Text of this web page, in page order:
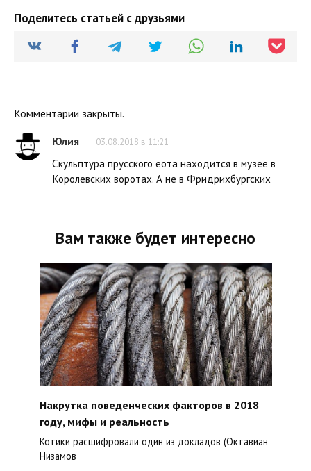
Поделитесь статьей с друзьями
Комментарии закрыты.
Юлия
03.08.2018 в 11:21
Скульптура прусского еота находится в музее в
Королевских воротах. А не в Фридрихбургских
Вам также будет интересно
Накрутка поведенческих факторов в 2018
году, мифы и реальность
Котики расшифровали один из докладов (Октавиан
Низамов